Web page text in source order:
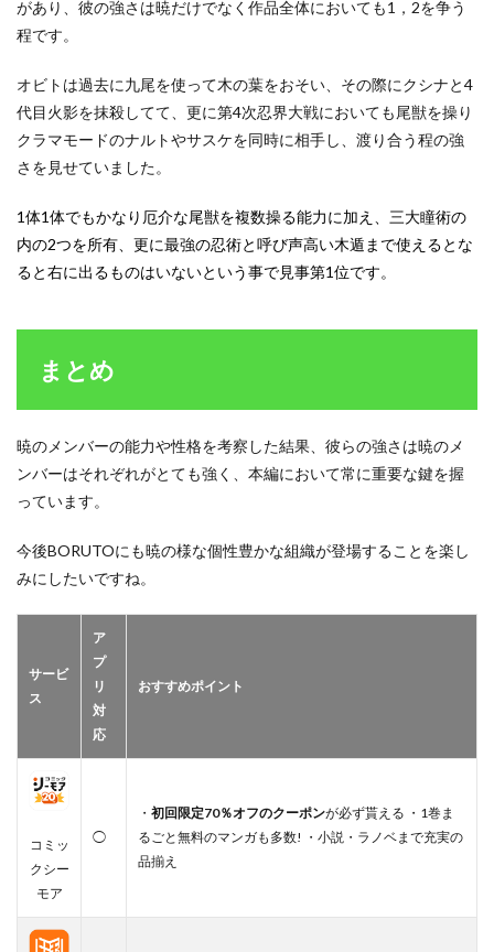
があり、彼の強さは暁だけでなく作品全体においても1，2を争う
程です。
オビトは過去に九尾を使って木の葉をおそい、その際にクシナと4
代目火影を抹殺してて、更に第4次忍界大戦においても尾獣を操り
クラマモードのナルトやサスケを同時に相手し、渡り合う程の強
さを見せていました。
1体1体でもかなり厄介な尾獣を複数操る能力に加え、三大瞳術の
内の2つを所有、更に最強の忍術と呼び声高い木遁まで使えるとな
ると右に出るものはいないという事で見事第1位です。
まとめ
暁のメンバーの能力や性格を考察した結果、彼らの強さは暁のメ
ンバーはそれぞれがとても強く、本編において常に重要な鍵を握
っています。
今後BORUTOにも暁の様な個性豊かな組織が登場することを楽し
みにしたいですね。
サービ
ス
ア
プ
リ
対
応
おすすめポイント
コミッ
クシー
モア
◯
・ 初回限定70％オフのクーポンが必ず貰える ・1巻ま
るごと無料のマンガも多数! ・小説・ラノベまで充実の
品揃え